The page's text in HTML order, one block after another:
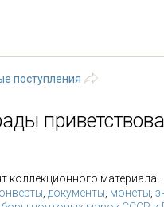
поступления
коллекционного материала
документы монеты